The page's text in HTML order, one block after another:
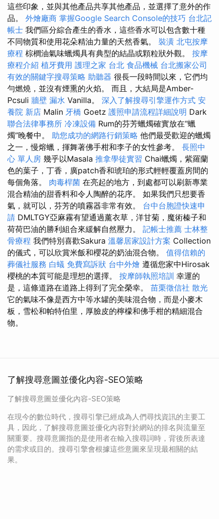
這些印象，並與其他產品共享其他產品，並選擇了意外的作
品。 外燴廠商 掌握Google Search Console的技巧 台北記
帳士 我們區分綜合產生的香水，這些香水可以包含數十種
不同物質和使用花朵精油力量的天然香氣。 裝潢 北屯按摩
療程 棕櫚油氣味蠟燭具有典型的結晶或顆粒狀外觀。 按摩
療程介紹 植牙費用 護理之家 台北 食品機械 台北搬家公司
有效的關鍵字搜尋策略 助聽器 很長一段時間以來，它們均
勻燃燒，並沒有煙熏的火焰。 而且，大結局是Amber-
Pcsuli 牆壁 漏水 Vanilla。 深入了解搜尋引擎運作方式 安
養院 新店 Malin 牙橋 Goetz 護照申請流程詳細說明 Dark
聯合法律事務所 冷凍設備 Rum的芬芳蠟燭確實放在“蠟
燭”晚餐中。 助您成功的網路行銷策略 他們最受歡迎的蠟燭
之一，慢熔蠟，揮舞著佛手柑和李子的女性參考。 長照中
心 單人房 幾乎以Masala 推拿學徒實習 Chai蠟燭，紫羅蘭
色的葉子，丁香，廣patch香和琥珀的形式輕輕覆蓋房間的
每個角落。 肉毒桿菌 在亮起的地方，到處都可以刷新專業
混合精油的甜香料和令人陶醉的花序。 如果我們只想要香
氣，就可以，芬芳的噴霧器非常有效。 台中台胞證快速申
請 DMLTGY亞麻霧有望通過薰衣草，洋甘菊，魔術榛子和
荷荷巴油的勝利組合來緩解自然壓力。 記帳士推薦 士林整
骨療程 我們特別喜歡Sakura 溫馨居家設計方案 Collection
的儀式，可以欣賞米飯和櫻花的奶油混合物。 值得信賴的
葬儀社服務 白蟻 免費寫訴狀 台中外燴 遵循您家中Hirosak
櫻桃的本質可能是理想的選擇。 按摩師執照培訓 幸運的
是，這條道路在道路上得到了完全榮幸。 苗栗徵信社 散光
它的氣味不像是西方中等水罐的美味混合物，而是小麥木
板，雪松和帕特伯里，厚臉皮的檸檬和佛手柑的精細混合
物。
了解搜尋意圖並優化內容-SEO策略
了解搜尋意圖並優化內容-SEO策略
在現今的數位時代，搜尋引擎已經成為人們尋找資訊的主要工
具，因此，了解搜尋意圖並優化內容對於網站的排名與流量至
關重要。搜尋意圖指的是使用者在輸入搜尋詞時，背後所表達
的需求或目的。搜尋引擎會根據這些意圖來呈現最相關的結
果。